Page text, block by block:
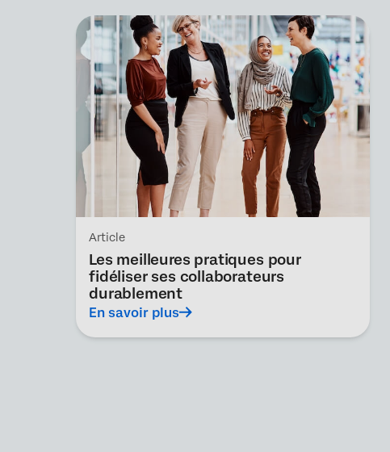
Article
Les meilleures pratiques pour
fidéliser ses collaborateurs
durablement
En savoir plus